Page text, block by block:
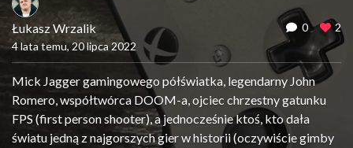
Łukasz Wrzalik
4 lata temu, 20 lipca 2022
0 2
Mick Jagger gamingowego półświatka, legendarny John
Romero, współtwórca DOOM-a, ojciec chrzestny gatunku
FPS (first person shooter), a jednocześnie ktoś, kto dała
światu jedną z najgorszych gier w historii (oczywiście gimby